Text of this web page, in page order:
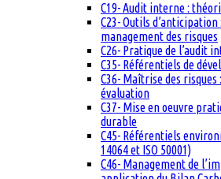
C19- Audit interne :
C23- Outils
management des risques
C26- Pratique de l’audit
C35- Référentiels de
C36- Maîtrise des
évaluation
C37- Mise en oeuvre
durable
C45- Référentiels
14064 et ISO 50001)
C46- Management de